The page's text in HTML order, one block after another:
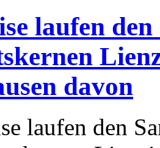
laufen
davon